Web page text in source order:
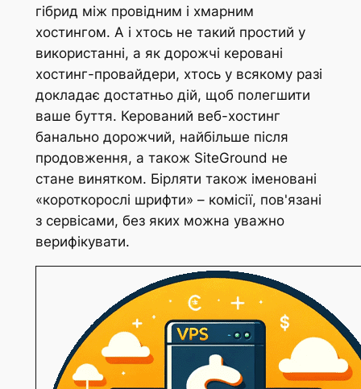
гібрид між провідним і хмарним
хостингом. А і хтось не такий простий у
використанні, а як дорожчі керовані
хостинг-провайдери, хтось у всякому разі
докладає достатньо дій, щоб полегшити
ваше буття. Керований веб-хостинг
банально дорожчий, найбільше після
продовження, а також SiteGround не
стане винятком. Бірляти також іменовані
«короткорослі шрифти» – комісії, пов'язані
з сервісами, без яких можна уважно
верифікувати.